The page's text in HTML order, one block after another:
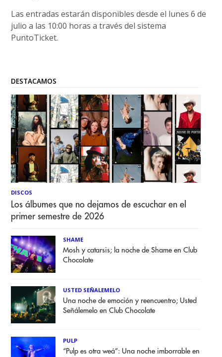
Las entradas estarán disponibles desde el lunes 6 de
julio a las 10:00 horas a través del sistema
PuntoTicket.
DESTACAMOS
DISCOS
Los álbumes que no dejamos de escuchar en el
primer semestre de 2026
SHAME
Mosh y catarsis; la noche de Shame en Club
Chocolate
USTED SEÑALEMELO
Una noche de emoción y reencuentro; Usted
Señálemelo en Club Chocolate
PULP
“Pulp es otra weá”: Una noche imborrable en